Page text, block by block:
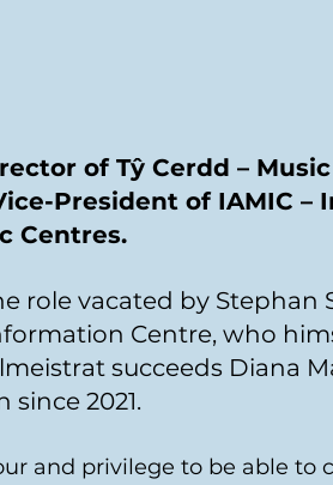
of Tŷ Cerdd –
President of IAMIC –
Centres.
role vacated by
Centre, who
succeeds Diana
2021.
and privilege to be able to